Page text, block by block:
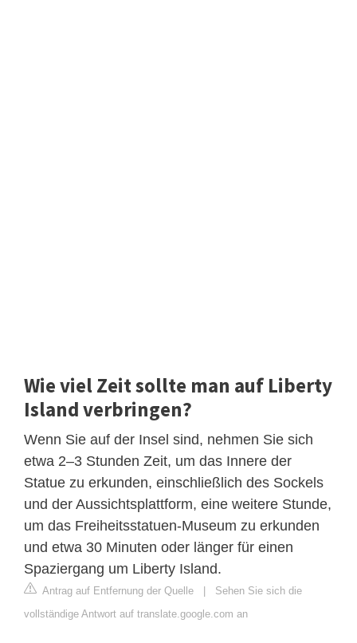
Wie viel Zeit sollte man auf Liberty
Island verbringen?
Wenn Sie auf der Insel sind, nehmen Sie sich
etwa 2–3 Stunden Zeit, um das Innere der
Statue zu erkunden, einschließlich des Sockels
und der Aussichtsplattform, eine weitere Stunde,
um das Freiheitsstatuen-Museum zu erkunden
und etwa 30 Minuten oder länger für einen
Spaziergang um Liberty Island.
Antrag auf Entfernung der Quelle | Sehen Sie sich die
vollständige Antwort auf translate.google.com an